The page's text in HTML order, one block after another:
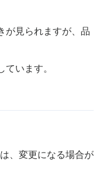
が見られますが、品
います。
、変更になる場合が